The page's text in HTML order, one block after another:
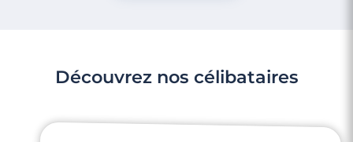
Découvrez nos célibataires